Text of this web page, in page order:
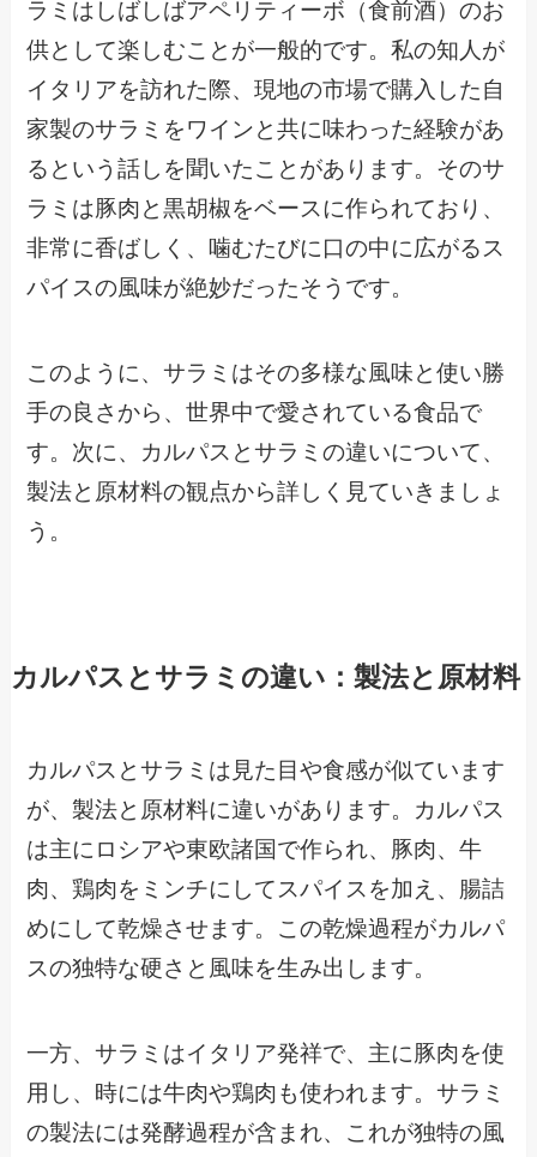
ラミはしばしばアペリティーボ（食前酒）のお
供として楽しむことが一般的です。私の知人が
イタリアを訪れた際、現地の市場で購入した自
家製のサラミをワインと共に味わった経験があ
るという話しを聞いたことがあります。そのサ
ラミは豚肉と黒胡椒をベースに作られており、
非常に香ばしく、噛むたびに口の中に広がるス
パイスの風味が絶妙だったそうです。
このように、サラミはその多様な風味と使い勝
手の良さから、世界中で愛されている食品で
す。次に、カルパスとサラミの違いについて、
製法と原材料の観点から詳しく見ていきましょ
う。
カルパスとサラミの違い：製法と原材料
カルパスとサラミは見た目や食感が似ています
が、製法と原材料に違いがあります。カルパス
は主にロシアや東欧諸国で作られ、豚肉、牛
肉、鶏肉をミンチにしてスパイスを加え、腸詰
めにして乾燥させます。この乾燥過程がカルパ
スの独特な硬さと風味を生み出します。
一方、サラミはイタリア発祥で、主に豚肉を使
用し、時には牛肉や鶏肉も使われます。サラミ
の製法には発酵過程が含まれ、これが独特の風